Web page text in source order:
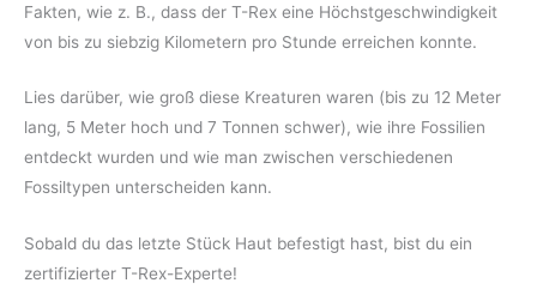
Fakten, wie z. B., dass der T-Rex eine Höchstgeschwindigkeit
von bis zu siebzig Kilometern pro Stunde erreichen konnte.
Lies darüber, wie groß diese Kreaturen waren (bis zu 12 Meter
lang, 5 Meter hoch und 7 Tonnen schwer), wie ihre Fossilien
entdeckt wurden und wie man zwischen verschiedenen
Fossiltypen unterscheiden kann.
Sobald du das letzte Stück Haut befestigt hast, bist du ein
zertifizierter T-Rex-Experte!